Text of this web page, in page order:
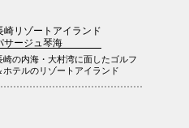
崎リゾートアイランド
サージュ琴海
崎の内海・大村湾に面したゴルフ
ホテルのリゾートアイランド